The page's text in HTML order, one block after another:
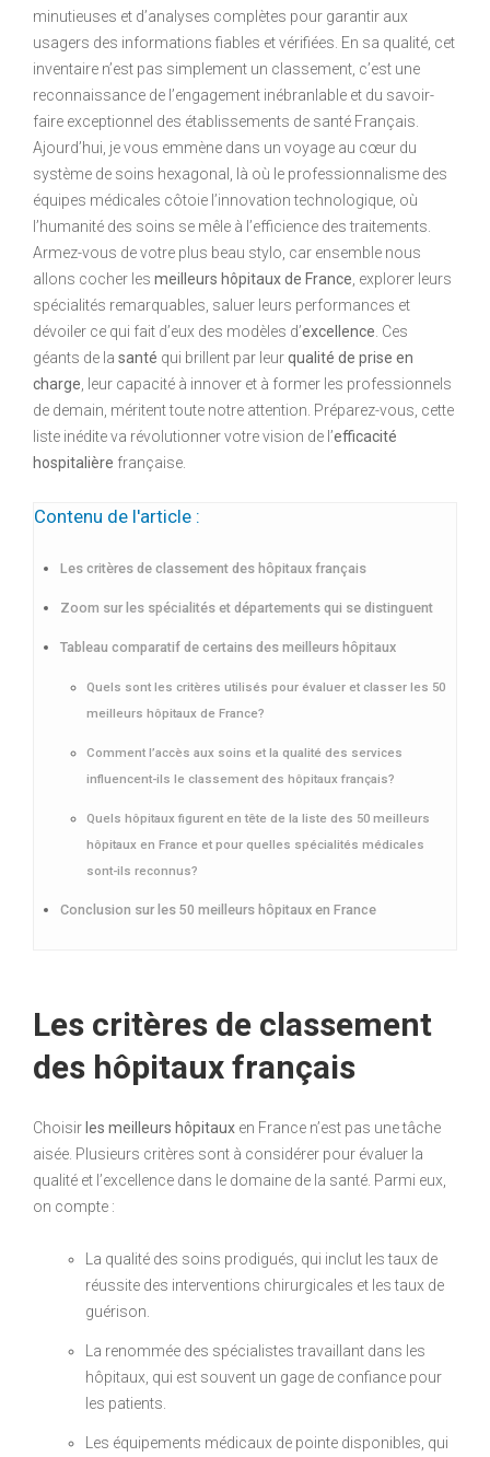
minutieuses et d’analyses complètes pour garantir aux
usagers des informations fiables et vérifiées. En sa qualité, cet
inventaire n’est pas simplement un classement, c’est une
reconnaissance de l’engagement inébranlable et du savoir-
faire exceptionnel des établissements de santé Français.
Ajourd’hui, je vous emmène dans un voyage au cœur du
système de soins hexagonal, là où le professionnalisme des
équipes médicales côtoie l’innovation technologique, où
l’humanité des soins se mêle à l’efficience des traitements.
Armez-vous de votre plus beau stylo, car ensemble nous
allons cocher les meilleurs hôpitaux de France , explorer leurs
spécialités remarquables, saluer leurs performances et
dévoiler ce qui fait d’eux des modèles d’excellence . Ces
géants de la santé qui brillent par leurqualité de prise en
charge , leur capacité à innover et à former les professionnels
de demain, méritent toute notre attention. Préparez-vous, cette
liste inédite va révolutionner votre vision de l’efficacité
hospitalière française.
Contenu de l'article :
Les critères de classement des hôpitaux français
Zoom sur les spécialités et départements qui se distinguent
Tableau comparatif de certains des meilleurs hôpitaux
Quels sont les critères utilisés pour évaluer et classer les 50
meilleurs hôpitaux de France?
Comment l’accès aux soins et la qualité des services
influencent-ils le classement des hôpitaux français?
Quels hôpitaux figurent en tête de la liste des 50 meilleurs
hôpitaux en France et pour quelles spécialités médicales
sont-ils reconnus?
Conclusion sur les 50 meilleurs hôpitaux en France
Les critères de classement
des hôpitaux français
Choisir les meilleurs hôpitaux en France n’est pas une tâche
aisée. Plusieurs critères sont à considérer pour évaluer la
qualité et l’excellence dans le domaine de la santé. Parmi eux,
on compte :
La qualité des soins prodigués, qui inclut les taux de
réussite des interventions chirurgicales et les taux de
guérison.
La renommée des spécialistes travaillant dans les
hôpitaux, qui est souvent un gage de confiance pour
les patients.
Les équipements médicaux de pointe disponibles, qui